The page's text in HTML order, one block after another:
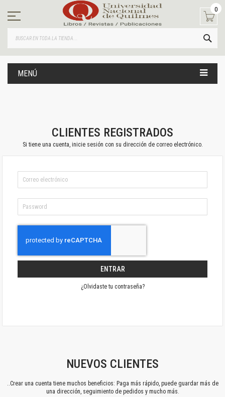
contenido
0
MENÚ
CLIENTES REGISTRADOS
Si tiene una cuenta, inicie sesión con su dirección de correo electrónico.
ENTRAR
¿Olvidaste tu contraseña?
NUEVOS CLIENTES
..Crear una cuenta tiene muchos beneficios: Paga más rápido, puede guardar más de
una dirección, seguimiento de pedidos y mucho más.